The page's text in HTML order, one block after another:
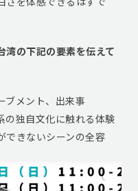
湾の下記の要素を伝えて
ブメント、出来事
の独自文化に触れる体験
できないシーンの全容